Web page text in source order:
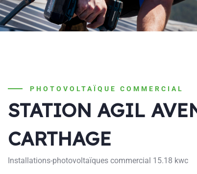
PHOTOVOLTAÏQUE COMMERCIAL
STATION AGIL
CARTHAGE
Installations-photovoltaïques commercial 15.18 kwc